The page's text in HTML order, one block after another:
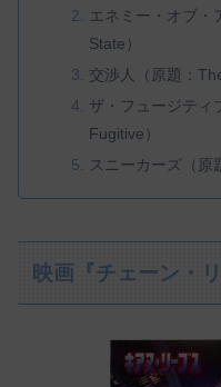
エネミー・オブ・
State）
交渉人（原題：
ザ・フュージティ
Fugitive）
スニーカーズ（原
映画『チェーン・